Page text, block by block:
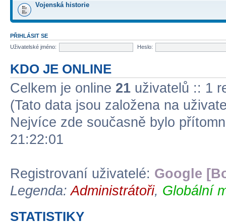
Vojenská historie
PŘIHLÁSIT SE
Uživatelské jméno:
Heslo:
KDO JE ONLINE
Celkem je online 21 uživatelů :: 1
(Tato data jsou založena na
Nejvíce zde současně bylo
21:22:01
Registrovaní uživatelé: Google
Legenda:Administrátoři, Globální
STATISTIKY